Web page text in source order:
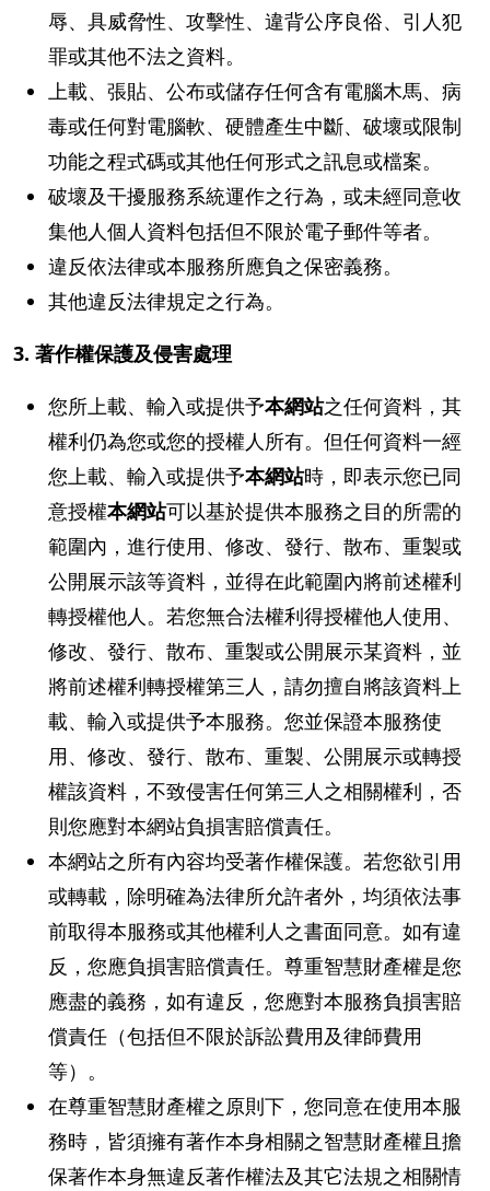
辱、具威脅性、攻擊性、違背公序良俗、引人犯
罪或其他不法之資料。
上載、張貼、公布或儲存任何含有電腦木馬、病
毒或任何對電腦軟、硬體產生中斷、破壞或限制
功能之程式碼或其他任何形式之訊息或檔案。
破壞及干擾服務系統運作之行為，或未經同意收
集他人個人資料包括但不限於電子郵件等者。
違反依法律或本服務所應負之保密義務。
其他違反法律規定之行為。
3. 著作權保護及侵害處理
您所上載、輸入或提供予本網站之任何資料，其
權利仍為您或您的授權人所有。但任何資料一經
您上載、輸入或提供予本網站時，即表示您已同
意授權本網站可以基於提供本服務之目的所需的
範圍內，進行使用、修改、發行、散布、重製或
公開展示該等資料，並得在此範圍內將前述權利
轉授權他人。若您無合法權利得授權他人使用、
修改、發行、散布、重製或公開展示某資料，並
將前述權利轉授權第三人，請勿擅自將該資料上
載、輸入或提供予本服務。您並保證本服務使
用、修改、發行、散布、重製、公開展示或轉授
權該資料，不致侵害任何第三人之相關權利，否
則您應對本網站負損害賠償責任。
本網站之所有內容均受著作權保護。若您欲引用
或轉載，除明確為法律所允許者外，均須依法事
前取得本服務或其他權利人之書面同意。如有違
反，您應負損害賠償責任。尊重智慧財產權是您
應盡的義務，如有違反，您應對本服務負損害賠
償責任（包括但不限於訴訟費用及律師費用
等）。
在尊重智慧財產權之原則下，您同意在使用本服
務時，皆須擁有著作本身相關之智慧財產權且擔
保著作本身無違反著作權法及其它法規之相關情